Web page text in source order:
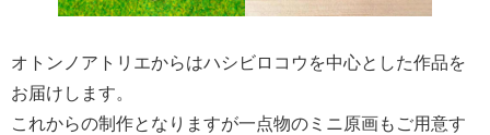
オトンノアトリエからはハシビロコウを中心とした作品を
お届けします。
これからの制作となりますが一点物のミニ原画もご用意す